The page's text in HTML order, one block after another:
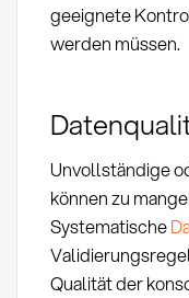
geeignete
werden müssen.
Unvollständige
können zu
Systematische
Qualität der